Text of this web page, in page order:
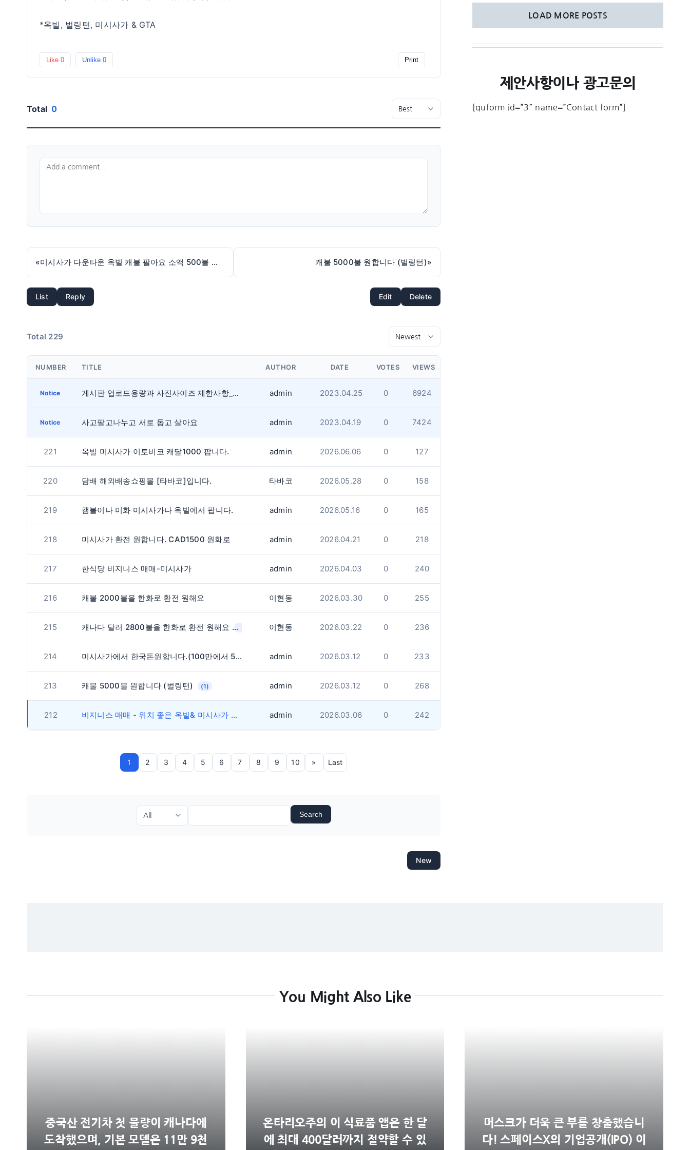
*옥빌, 벌링턴, 미시사가 & GTA
Like 0 Unlike0 Print
Total 0
« 미시사가 다운타운 옥빌 캐불 팔아요 소액 500불 가능하신분 캐불 5000불 원합니다 (벌링턴)»
List Reply Edit Delete
Total 229
NUMBER TITLE AUTHOR DATE VOTES VIEWS
Notice 게시판 업로드용량과 사진사이즈 제한사항_업데이트 admin 2023.04.25 0 6924
Notice 사고팔고나누고 서로 돕고 살아요 admin 2023.04.19 0 7424
221 옥빌 미시사가 이토비코 캐달1000 팝니다. admin 2026.06.06 0 127
220 담배 해외배송쇼핑몰 [타바코]입니다. 타바코 2026.05.28 0 158
219 캠불이나 미화 미시사가나 옥빌에서 팝니다. admin 2026.05.16 0 165
218 미시사가 환전 원합니다. CAD1500 원화로 admin 2026.04.21 0 218
217 한식당 비지니스 매매-미시사가 admin 2026.04.03 0 240
216 캐불 2000불을 한화로 환전 원해요 이현동 2026.03.30 0 255
215 캐나다 달러 2800불을 한화로 환전 원해요(1) 이현동 2026.03.22 0 236
214 미시사가에서 한국돈원합니다.(100만에서 500만까지) admin 2026.03.12 0 233
213 캐불 5000불 원합니다 (벌링턴) (1) admin 2026.03.12 0 268
212 비지니스 매매 - 위치 좋은 옥빌& 미시사가 근처 admin 2026.03.06 0 242
1 2 3 4 5 6 7 8 9 10 » Last
Search
New
LOAD MORE POSTS
제안사항이나 광고문의
[quform id=”3″ name=”Contact form”]
You Might Also Like
중국산 전기차 첫 물량이 캐나다에
도착했으며, 기본 모델은 11만 9천
온타리오주의 이 식료품 앱은 한 달
에 최대 400달러까지 절약할 수 있
머스크가 더욱 큰 부를 창출했습니
다! 스페이스X의 기업공개(IPO) 이